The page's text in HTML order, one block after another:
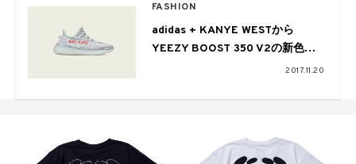
FASHION
adidas + KANYE WESTから
YEEZY BOOST 350 V2の新色が
2017.11.20